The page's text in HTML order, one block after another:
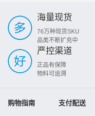
海量现货
76万种现货SKU
品类不断扩充中
严控渠道
正品有保障
物料可追溯
购物指南 支付配送